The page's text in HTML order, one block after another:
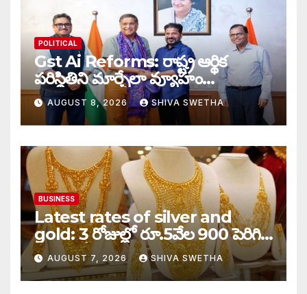
POLITICAL
Gst Ai Reforms: రాష్ట్ర ఆర్థిక
పరిస్థితిని మార్చేలా వ్యూహం…
AUGUST 8, 2026 SHIVA SWETHA
BUSINESS
Latest rates of silver and
gold: 3 రోజుల్లో రూ.5వేల 900 పెరిగిన
తులం గోల్డ్…
AUGUST 7, 2026 SHIVA SWETHA